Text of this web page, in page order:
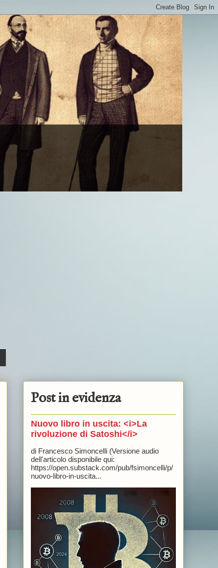
Post in evidenza
Nuovo libro in uscita: <i>La
rivoluzione di Satoshi</i>
di Francesco Simoncelli (Versione audio
dell'articolo disponibile qui:
https://open.substack.com/pub/fsimoncelli/p/
nuovo-libro-in-uscita...